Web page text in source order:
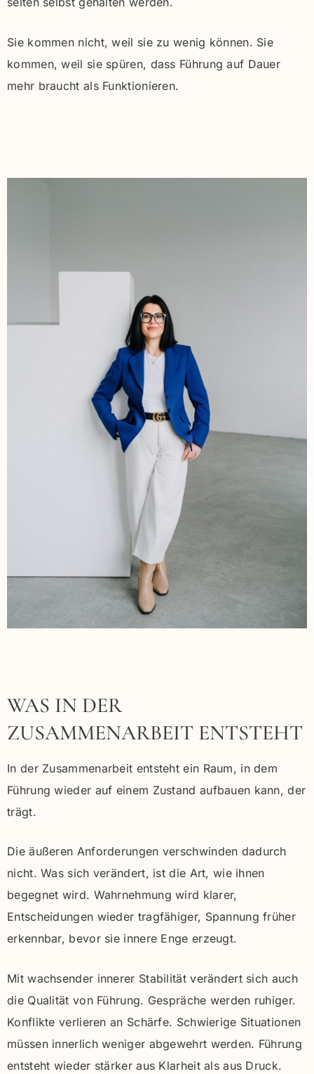
Sie kommen nicht, weil sie zu wenig können. Sie
kommen, weil sie spüren, dass Führung auf Dauer
mehr braucht als Funktionieren.
WAS IN DER
ZUSAMMENARBEIT ENTSTEHT
In der Zusammenarbeit entsteht ein Raum, in dem
Führung wieder auf einem Zustand aufbauen kann, der
trägt.
Die äußeren Anforderungen verschwinden dadurch
nicht. Was sich verändert, ist die Art, wie ihnen
begegnet wird. Wahrnehmung wird klarer,
Entscheidungen wieder tragfähiger, Spannung früher
erkennbar, bevor sie innere Enge erzeugt.
Mit wachsender innerer Stabilität verändert sich auch
die Qualität von Führung. Gespräche werden ruhiger.
Konflikte verlieren an Schärfe. Schwierige Situationen
müssen innerlich weniger abgewehrt werden. Führung
entsteht wieder stärker aus Klarheit als aus Druck.